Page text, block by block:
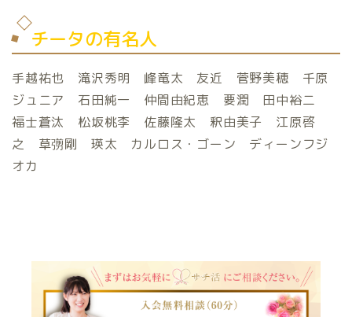
チータの有名人
手越祐也 滝沢秀明 峰竜太 友近 菅野美穂 千原
ジュニア 石田純一 仲間由紀恵 要潤 田中裕二
福士蒼汰 松坂桃李 佐藤隆太 釈由美子 江原啓
之 草彅剛 瑛太 カルロス・ゴーン ディーンフジ
オカ